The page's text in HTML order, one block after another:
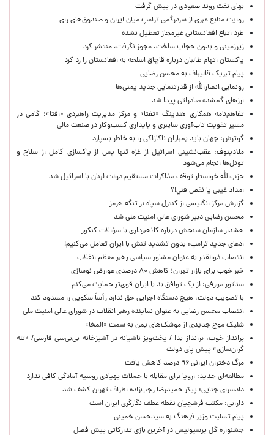
بهای نفت روند صعودی در پیش گرفت
روایت منابع عبری از سردرگمی ترامپ میان ایران و صندوق‌های رای
طرد اتباع افغانستانی غیرمجاز تعطیل نشده
زیرزمینی و بدون حجاب ساخت، مجوز نگرفت، منتشر کرد
پاکستان اتهام طالبان درباره قاچاق اسلحه به افغانستان را رد کرد
پیام تبریک قالیباف به محسن رضایی
رونمایی انصارالله از قدرتنمایی جدید یمنی‌ها
ارزهای گمشده صادراتی پیدا شد
تفاهم‌نامه همکاری هلدینگ «تفتا» و مرکز مدیریت راهبردی «افتا»؛ گامی در
مسیر تقویت تاب‌آوری سایبری و پایداری کسب‌وکار در صنعت مالی
گوترش: جهان باید بمباران ناکازاکی را به‌ خاطر بسپارد
ملادینوف: عقب‌نشینی اسرائیل از غزه تنها پس از پاکسازی کامل از سلاح و
تونل‌ها انجام می‌شود
حزب‌الله خواستار توقف مذاکرات مستقیم دولت لبنان با اسرائیل شد
امداد غیبی يا نقص فني!؟
گزارش مرکز انگلیسی از کنترل سپاه بر تنگه هرمز
محسن رضایی دبیر شورای عالی امنیت ملی شد
هشدار سازمان سنجش درباره کلاهبرداری با سؤالات کنکور
ادعای جدید ترامپ: بدون تشدید تنش با ایران تعامل می‌کنیم!
انتصاب ذوالقدر به عنوان مشاور سیاسی رهبر معظم انقلاب
خبر خوب برای بازار تهران؛ کاهش ۸۰ درصدی عوارض نوسازی
سناتور مورفی: از یک توافق بد با ایران قوی‌تر حمایت می‌کنم
با تصویب دولت، هیچ دستگاه اجرایی حق ندارد رأساً سکویی را مسدود کند
انتصاب محسن رضایی به عنوان نماینده رهبر انقلاب در شورای عالی امنیت ملی
شلیک موج جدیدی از موشک‌های یمن به سمت «المخا»
برانداز خوب، برانداز بد! / پخت‌وپز ناشیانه در آشپزخانه‌ بی‌بی‌سی فارسی/ «تله
گران‌سازی» پیش پای دولت
مرگ دختران ایرانی ۹۶ درصد کاهش یافت
مطالعه‌ای جدید: اروپا برای مقابله با حملات پهپادی روسیه آمادگی کافی ندارد
دادسرای جنایی: پیکر حمیدرضا رجب‌زاده اطراف تهران کشف شد
دارابی: مکتب فرشچیان نقطه عطف نگارگری ایران است
پیام تسلیت وزیر فرهنگ به سیدحسن خمینی
جشنواره گل پرسپولیس در آخرین بازی تدارکاتی پیش فصل